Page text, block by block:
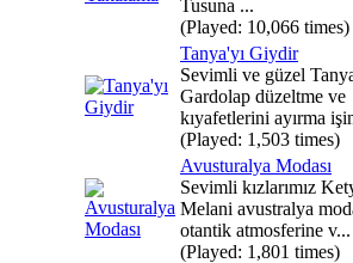
Tusuna ...
(Played: 10,066 times)
Tanya'yı Giydir
Sevimli ve güzel
Gardolap düzeltme ve
kıyafetlerini ayırma
(Played: 1,503 times)
Avusturalya Modası
Sevimli kızlarımız
Melani avustralya
otantik atmosferine v...
(Played: 1,801 times)